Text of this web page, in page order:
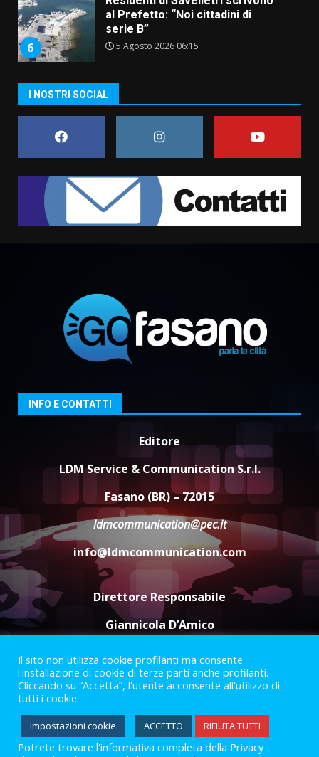
6
al Prefetto: “Noi cittadini di
serie B”
5 Agosto 2026 06:15
Pesce Spada: appuntamento a
sabato 8 agosto
5 Agosto 2026 06:10
1
cittadina di Fratelli d’Italia,
pronta a tornare in Consiglio
comunale
condivisa della Villetta di
Laureto
6 Agosto 2026 06:20
3
La magia del Minareto e la prima
Serie D, l’Us Fasano è escluso
dal campionato
Truffatori in azione nelle
frazioni fasanesi
5 Agosto 2026 11:03
I NOSTRI SOCIAL
INFO E CONTATTI
Editore
LDM Service & Communication S.r.l.
Fasano (BR) – 72015
ldmcommunication@pec.it
info@ldmcommunication.com
Direttore Responsabile
Giannicola D’Amico
Termini e Condizioni
Privacy Policy
Informazioni Legali
Facebook
Instagram
Youtube
2023 © Gofasano|Powered byCreativestudio
Il sito non utilizza cookie profilanti ma consente
l'installazione di cookie di terze parti anche profilanti.
Cliccando su “Accetta”, l'utente acconsente all'utilizzo di
tutti i cookie.
Impostazioni cookie ACCETTO RIFIUTA TUTTI
Potrete trovare l'informativa completa della Privacy